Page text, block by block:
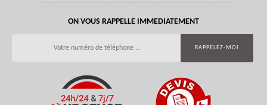
ON VOUS RAPPELLE IMMEDIATEMENT